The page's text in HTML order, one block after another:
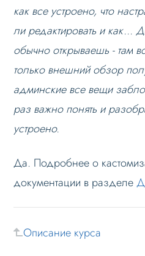
Формы и
SEO и оптимизация
Лендинги и
Проблемы и решения
Веб-разработчикам
Вопрос-ответ
Есть ли полный
настройкам
админке?
самим полностью
как все устроено, что
ли редактировать и как...
обычно открываешь - там
только внешний обзор
админские все вещи
раз важно понять и
устроено.
Да. Подробнее о
документации в разделе
Описание курса